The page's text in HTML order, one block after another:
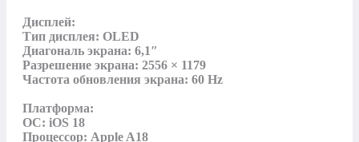
Дисплей:
Тип дисплея: OLED
Диагональ экрана: 6,1″
Разрешение экрана: 2556 × 1179
Частота обновления экрана: 60 Hz
Платформа:
ОС: iOS 18
Процессор: Apple A18